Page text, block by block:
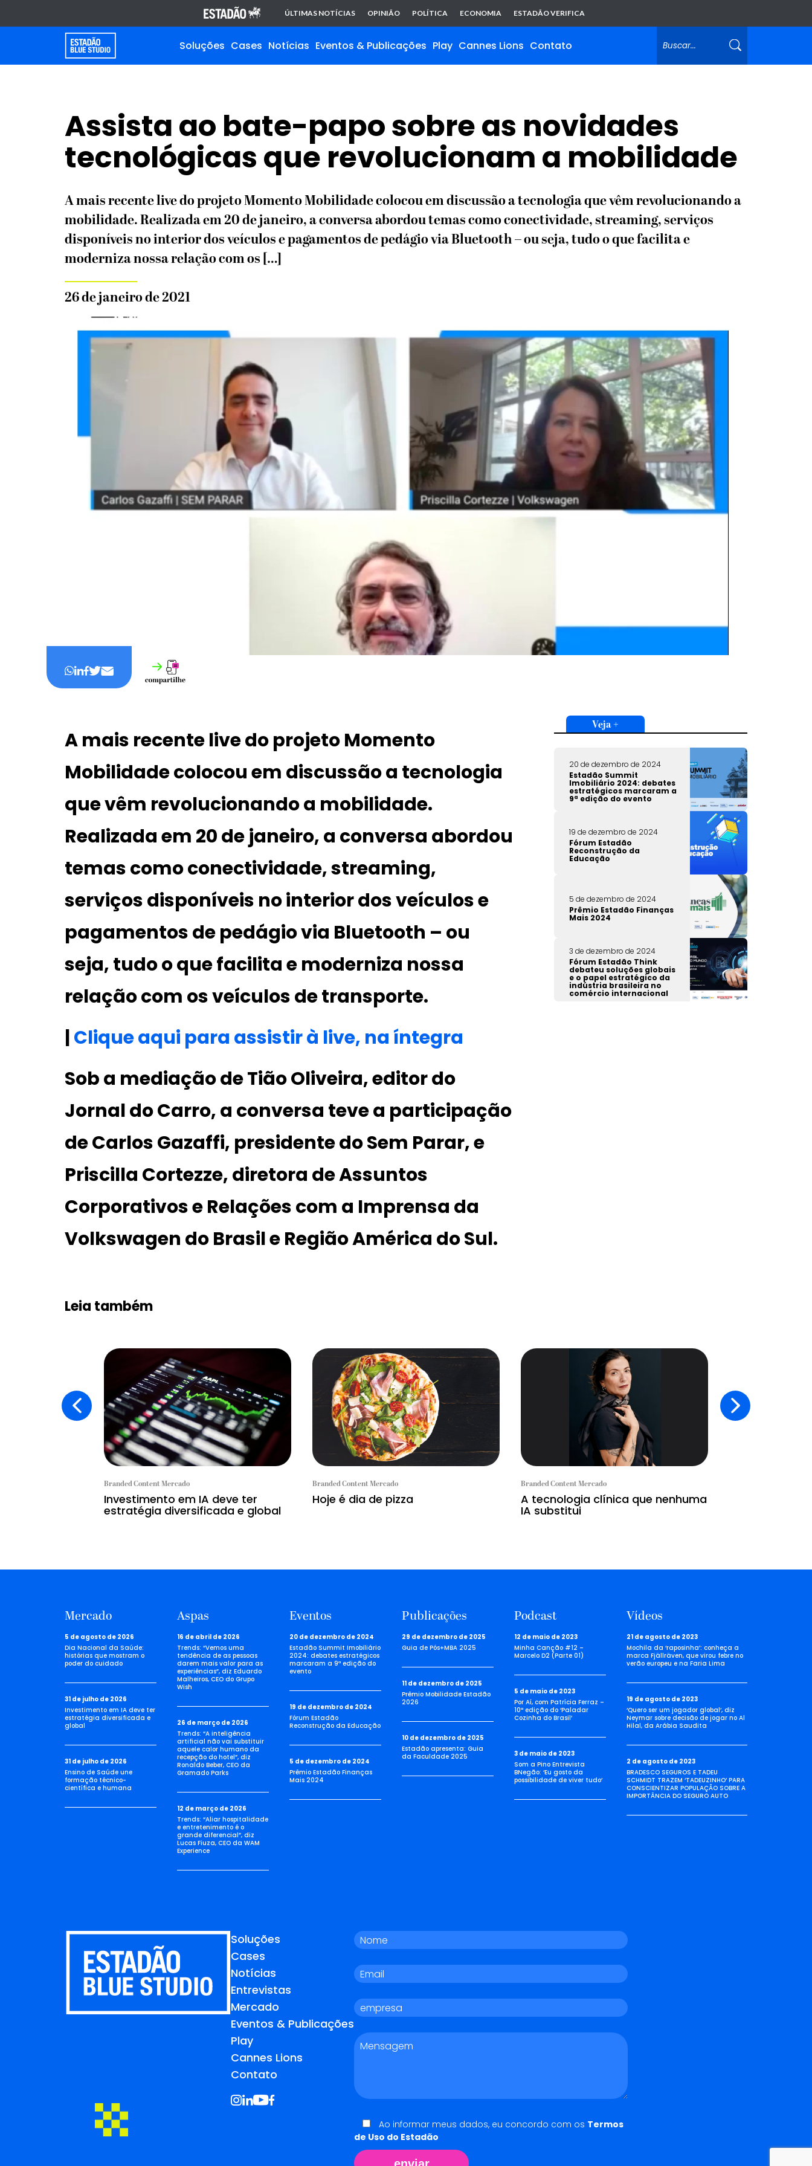
ÚLTIMAS NOTÍCIAS OPINIÃO POLÍTICA ECONOMIA ESTADÃO VERIFICA
Soluções Cases Notícias Eventos & Publicações Play Cannes Lions Contato
Assista ao bate-papo sobre as novidades
tecnológicas que revolucionam a mobilidade
A mais recente live do projeto Momento Mobilidade colocou em discussão a tecnologia que vêm revolucionando a
mobilidade. Realizada em 20 de janeiro, a conversa abordou temas como conectividade, streaming, serviços
disponíveis no interior dos veículos e pagamentos de pedágio via Bluetooth – ou seja, tudo o que facilita e
moderniza nossa relação com os […]
26 de janeiro de 2021
A mais recente live do projetoMomento
Mobilidadecolocou em discussão a tecnologia
que vêm revolucionando a mobilidade.
Realizada em 20 de janeiro, a conversa abordou
temas como conectividade, streaming,
serviços disponíveis no interior dos veículos e
pagamentos de pedágio via Bluetooth – ou
seja, tudo o que facilita e moderniza nossa
relação com os veículos de transporte.
|Clique aqui para assistir à live, na íntegra
Sob a mediação de Tião Oliveira, editor do
Jornal do Carro, a conversa teve a participação
de Carlos Gazaffi, presidente do Sem Parar, e
Priscilla Cortezze, diretora de Assuntos
Corporativos e Relações com a Imprensa da
Volkswagen do Brasil e Região América do Sul.
Veja +
20 de dezembro de 2024
Estadão Summit
Imobiliário 2024: debates
estratégicos marcaram a
9ª edição do evento
19 de dezembro de 2024
Fórum Estadão
Reconstrução da
Educação
5 de dezembro de 2024
Prêmio Estadão Finanças
Mais 2024
3 de dezembro de 2024
Fórum Estadão Think
debateu soluções globais
e o papel estratégico da
indústria brasileira no
comércio internacional
Leia também
Branded Content Mercado
Investimento em IA deve ter
estratégia diversificada e global
Branded Content Mercado
Hoje é dia de pizza
Branded Content Mercado
A tecnologia clínica que nenhuma
IA substitui
Mercado
5 de agosto de 2026
Dia Nacional da Saúde:
histórias que mostram o
poder do cuidado
31 de julho de 2026
Investimento em IA deve ter
estratégia diversificada e
global
31 de julho de 2026
Ensino de Saúde une
formação técnico-
científica e humana
Aspas
16 de abril de 2026
Trends: “Vemos uma
tendência de as pessoas
darem mais valor para as
experiências”, diz Eduardo
Malheiros, CEO do Grupo
Wish
26 de março de 2026
Trends: “A inteligência
artificial não vai substituir
aquele calor humano da
recepção do hotel”, diz
Ronaldo Beber, CEO da
Gramado Parks
12 de março de 2026
Trends: “Aliar hospitalidade
e entretenimento é o
grande diferencial”, diz
Lucas Fiuza, CEO da WAM
Experience
Eventos
20 de dezembro de 2024
Estadão Summit Imobiliário
2024: debates estratégicos
marcaram a 9ª edição do
evento
19 de dezembro de 2024
Fórum Estadão
Reconstrução da Educação
5 de dezembro de 2024
Prêmio Estadão Finanças
Mais 2024
Publicações
29 de dezembro de 2025
Guia de Pós+MBA 2025
11 de dezembro de 2025
Prêmio Mobilidade Estadão
2026
10 de dezembro de 2025
Estadão apresenta: Guia
da Faculdade 2025
Podcast
12 de maio de 2023
Minha Canção #12 –
Marcelo D2 (Parte 01)
5 de maio de 2023
Por Aí, com Patrícia Ferraz –
10ª edição do ‘Paladar
Cozinha do Brasil’
3 de maio de 2023
Som a Pino Entrevista
BNegão: ‘Eu gosto da
possibilidade de viver tudo’
Vídeos
21 de agosto de 2023
Mochila da ‘raposinha’: conheça a
marca Fjällräven, que virou febre no
verão europeu e na Faria Lima
19 de agosto de 2023
‘Quero ser um jogador global’, diz
Neymar sobre decisão de jogar no Al
Hilal, da Arábia Saudita
2 de agosto de 2023
BRADESCO SEGUROS E TADEU
SCHMIDT TRAZEM ‘TADEUZINHO’ PARA
CONSCIENTIZAR POPULAÇÃO SOBRE A
IMPORTÂNCIA DO SEGURO AUTO
Soluções
Cases
Notícias
Entrevistas
Mercado
Eventos & Publicações
Play
Cannes Lions
Contato
Ao informar meus dados, eu concordo com os Termos
de Uso do Estadão